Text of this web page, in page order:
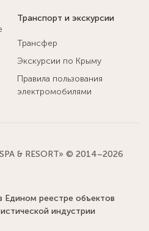
Транспорт и экскурсии
Трансфер
Экскурсии по Крыму
Правила пользования
электромобилями
& RESORT» © 2014–2026
Едином реестре объектов
индустрии